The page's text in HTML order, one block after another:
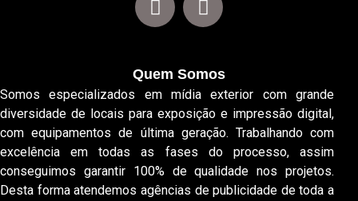
Quem Somos
Somos especializados em mídia exterior com grande
diversidade de locais para exposição e impressão digital,
com equipamentos de última geração. Trabalhando com
excelência em todas as fases do processo, assim
conseguimos garantir 100% de qualidade nos projetos.
Desta forma atendemos agências de publicidade de toda a